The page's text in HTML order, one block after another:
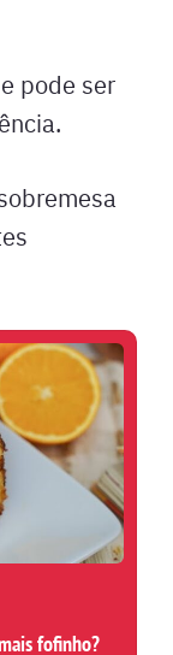
pode ser
fofinho?